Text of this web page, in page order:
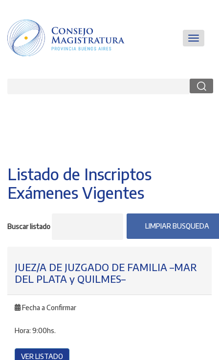
contenido
principal
MainToggle
Listado de Inscriptos
Exámenes Vigentes
Buscar listado
JUEZ/A DE JUZGADO DE FAMILIA –MAR
DEL PLATA y QUILMES–
Fecha a Confirmar
Hora: 9:00hs.
VER LISTADO